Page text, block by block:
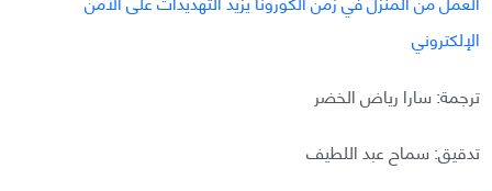
الإلكتروني
ترجمة: سارا رياض الخضر
تدقيق: سماح عبد اللطيف